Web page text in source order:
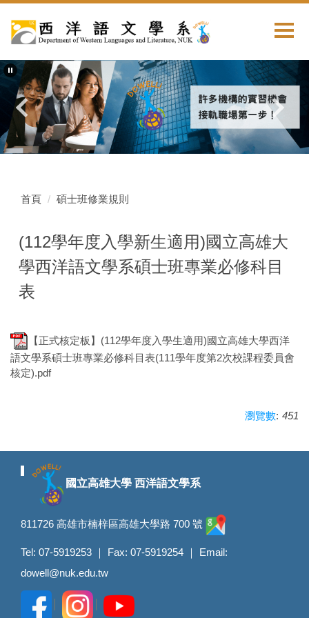
首頁 碩士班修業規則
(112學年度入學新生適用)國立高雄大
學西洋語文學系碩士班專業必修科目
表
【正式核定板】(112學年度入學生適用)國立高雄大學西洋
語文學系碩士班專業必修科目表(111學年度第2次校課程委員會
核定).pdf
瀏覽數: 451
國立高雄大學 西洋語文學系
811726 高雄市楠梓區高雄大學路 700 號
Tel: 07-5919253 ｜ Fax: 07-5919254 ｜ Email:
dowell@nuk.edu.tw